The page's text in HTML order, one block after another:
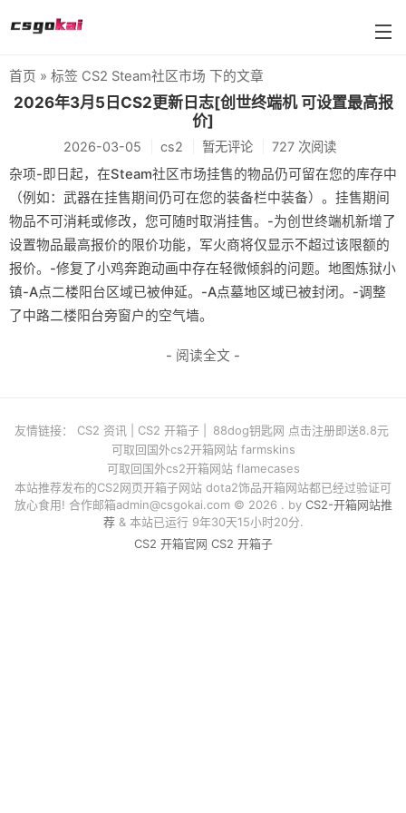
farmskins
88dog
flamecases
88hash-jp
首页 » 标签 CS2 Steam社区市场 下的文章
2026年3月5日CS2更新日志[创世终端机 可设置最高报
价]
2026-03-05 cs2 暂无评论 727 次阅读
杂项-即日起，在Steam社区市场挂售的物品仍可留在您的库存中
（例如：武器在挂售期间仍可在您的装备栏中装备）。挂售期间
物品不可消耗或修改，您可随时取消挂售。-为创世终端机新增了
设置物品最高报价的限价功能，军火商将仅显示不超过该限额的
报价。-修复了小鸡奔跑动画中存在轻微倾斜的问题。地图炼狱小
镇-A点二楼阳台区域已被伸延。-A点墓地区域已被封闭。-调整
了中路二楼阳台旁窗户的空气墙。
- 阅读全文 -
友情链接： CS2 资讯 CS2 开箱子
88dog钥匙网 点击注册即送8.8元
可取回国外cs2开箱网站 farmskins
可取回国外cs2开箱网站 flamecases
本站推荐发布的CS2网页开箱子网站 dota2饰品开箱网站都已经过验证可
放心食用! 合作邮箱admin@csgokai.com© 2026 . by CS2-开箱网站推
荐& 本站已运行 9年30天15小时20分.
CS2 开箱官网 CS2 开箱子